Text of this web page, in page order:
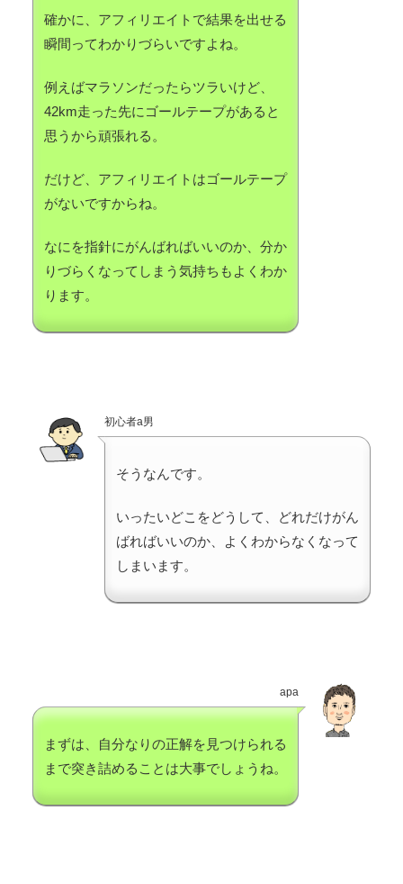
確かに、アフィリエイトで結果を出せる
瞬間ってわかりづらいですよね。
例えばマラソンだったらツラいけど、
42km走った先にゴールテープがあると
思うから頑張れる。
だけど、アフィリエイトはゴールテープ
がないですからね。
なにを指針にがんばればいいのか、分か
りづらくなってしまう気持ちもよくわか
ります。
初心者a男
そうなんです。
いったいどこをどうして、どれだけがん
ばればいいのか、よくわからなくなって
しまいます。
apa
まずは、自分なりの正解を見つけられる
まで突き詰めることは大事でしょうね。